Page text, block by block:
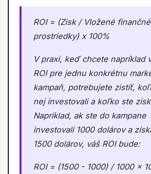
ROI = (Zisk / Vložené finančné
prostriedky) x 100%
V praxi, keď chcete napríklad
ROI pre jednu konkrétnu
kampaň, potrebujete zistiť,
nej investovali a koľko ste
Napríklad, ak ste do kampane
investovali 1000 dolárov a
1500 dolárov, váš ROI bude:
ROI = (1500 - 1000) / 1000 x